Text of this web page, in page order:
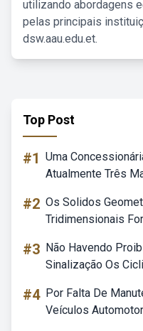
utilizando abordagens
pelas principais
dsw.aau.edu.et.
Top Post
#1 Uma
Atualmente Três
#2 Os Solidos
Tridimensionais
#3 Não Havendo
Sinalização Os
#4 Por Falta De
Veículos